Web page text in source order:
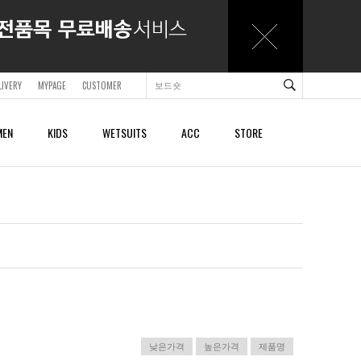
MYPAGE CUSTOMER
BAGS & BACKPACKS
CAPS
BAGS & BACKPACKS
CAPS
KIDS WETSUITS ACC STORE
낮은가격 높은가격 제품명